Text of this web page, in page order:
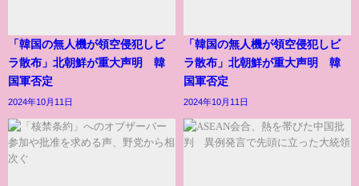
「韓国の無人機が領空侵犯しビ
ラ散布」北朝鮮が重大声明 韓
国軍否定
2024年10月11日
「韓国の無人機が領空侵犯しビ
ラ散布」北朝鮮が重大声明 韓
国軍否定
2024年10月11日